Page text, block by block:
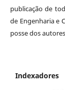
publicação de
de Engenharia e
posse dos
Indexadores